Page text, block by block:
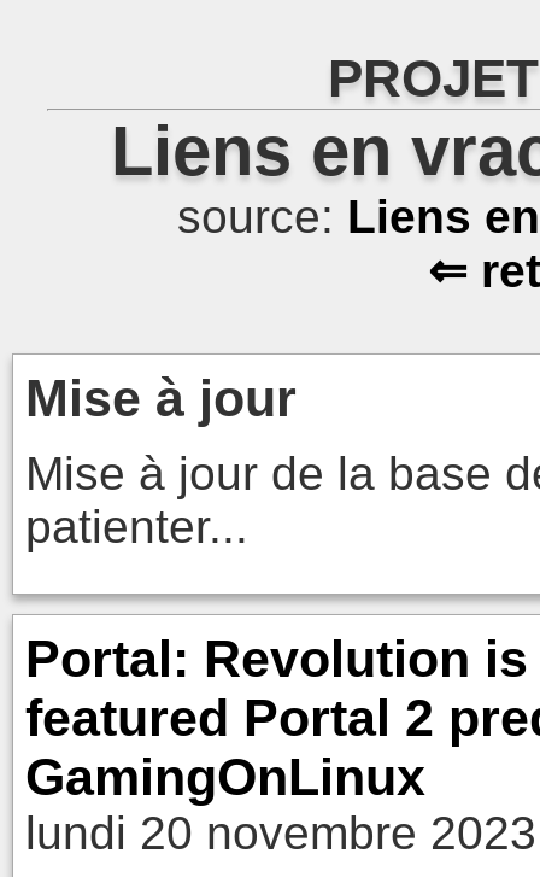
Liens en
source: Liens
⇐
Mise à jour
Mise à jour de la base
patienter...
Portal: Revolution
featured Portal 2
GamingOnLinux
lundi 20 novembre